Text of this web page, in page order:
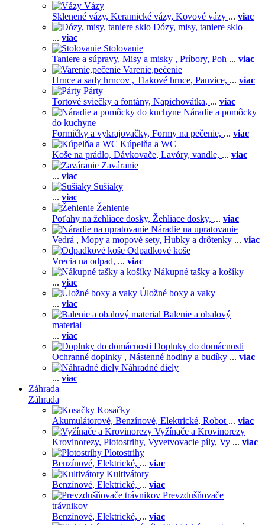
Vázy
Sklenené vázy, Keramické vázy, Kovové vázy ... viac
Dózy, misy, taniere sklo
... viac
Stolovanie
Taniere a súpravy, Misy a misky , Príbory, Poh ... viac
Varenie,pečenie
Hrnce a sady hrncov , Tlakové hrnce, Panvice, ... viac
Párty
Tortové sviečky a fontány, Napichovátka, ... viac
Náradie a pomôcky
do kuchyne
Formičky a vykrajovačky, Formy na pečenie, ... viac
Kúpelňa a WC
Koše na prádlo, Dávkovače, Lavóry, vandle, ... viac
Zaváranie
... viac
Sušiaky
... viac
Žehlenie
Poťahy na žehliace dosky, Žehliace dosky, ... viac
Náradie na upratovanie
Vedrá , Mopy a mopové sety, Hubky a drôtenky ... viac
Odpadkové koše
Vrecia na odpad, ... viac
Nákupné tašky a košíky
... viac
Úložné boxy a vaky
... viac
Balenie a obalový
material
... viac
Doplnky do domácnosti
Ochranné doplnky , Nástenné hodiny a budíky ... viac
Náhradné diely
... viac
Záhrada
Záhrada
Kosačky
Akumulátorové, Benzínové, Elektrické, Robot ... viac
Vyžínače a Krovinorezy
Krovinorezy, Plotostrihy, Vyvetvovacie píly, Vy ... viac
Plotostrihy
Benzínové, Elektrické, ... viac
Kultivátory
Benzínové, Elektrické, ... viac
Prevzdušňovače
trávnikov
Benzínové, Elektrické, ... viac